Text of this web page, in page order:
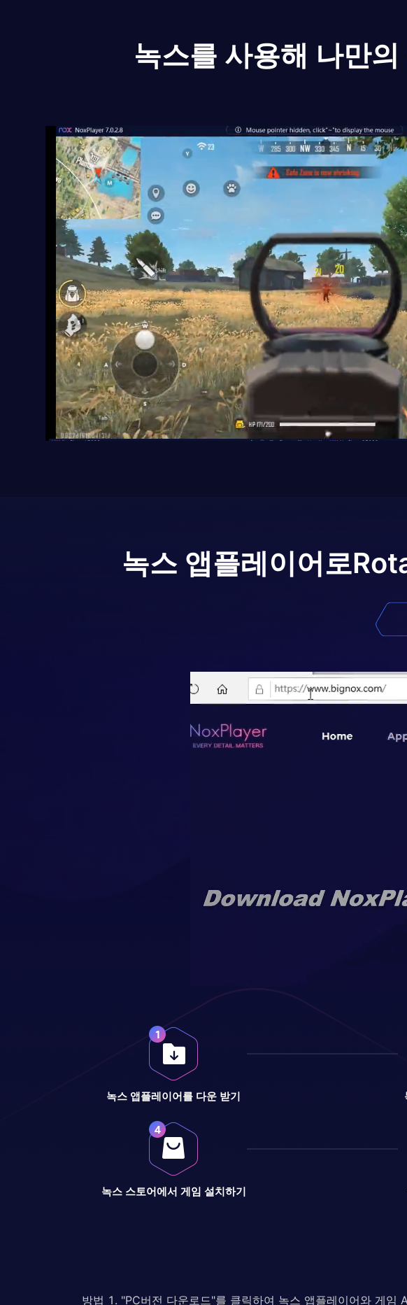
녹스를 사용해 나만
녹스 앱플레이어로
녹스 앱플레이어를 다운 받기
녹스 스토어에서 게임 설치하기
방법 1. "PC버전 다운로드"를 클릭하여 녹스 앱플레이어와 게임